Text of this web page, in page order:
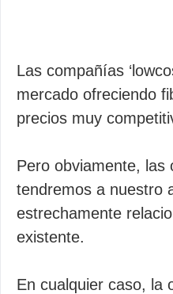
Las compañías
mercado ofreciendo
precios muy
Pero obviamente, las
tendremos a nuestro
estrechamente
existente.
En cualquier caso, la